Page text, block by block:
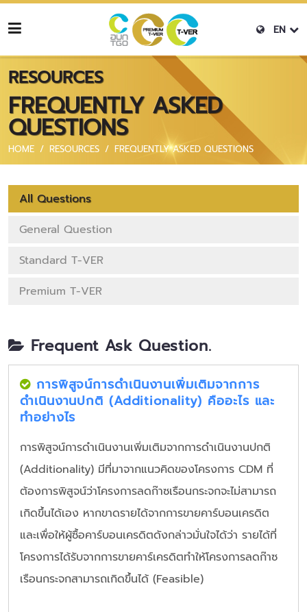
EN
RESOURCES
FREQUENTLY ASKED
QUESTIONS
HOME RESOURCES FREQUENTLY ASKED QUESTIONS
All Questions
General Question
Standard T-VER
Premium T-VER
Frequent Ask Question.
การพิสูจน์การดำเนินงานเพิ่มเติมจากการ
ดำเนินงานปกติ (Additionality) คืออะไร และ
ทำอย่างไร
การพิสูจน์การดำเนินงานเพิ่มเติมจากการดำเนินงานปกติ
(Additionality) มีที่มาจากแนวคิดของโครงการ CDM ที่
ต้องการพิสูจน์ว่าโครงการลดก๊าซเรือนกระจกจะไม่สามารถ
เกิดขึ้นได้เอง หากขาดรายได้จากการขายคาร์บอนเครดิต
และเพื่อให้ผู้ซื้อคาร์บอนเครดิตดังกล่าวมั่นใจได้ว่า รายได้ที่
โครงการได้รับจากการขายคาร์เครดิตทำให้โครงการลดก๊าซ
เรือนกระจกสามารถเกิดขึ้นได้ (Feasible)